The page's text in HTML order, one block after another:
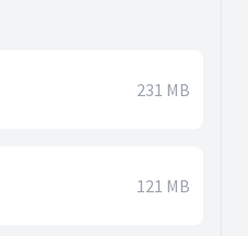
231 MB
121 MB